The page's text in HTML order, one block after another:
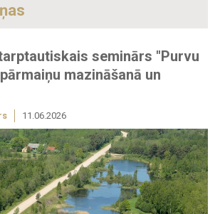
seminārs "Purvu
mazināšanā un
11.06.2026